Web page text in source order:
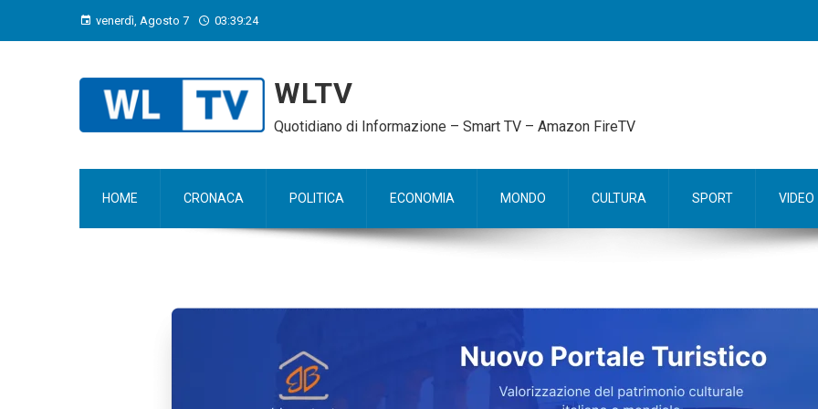
venerdì, Agosto 7 03:39:25
WLTV
Quotidiano di Informazione – Smart TV – Amazon FireTV
HOME CRONACA POLITICA ECONOMIA MONDO CULTURA SPORT VIDEO